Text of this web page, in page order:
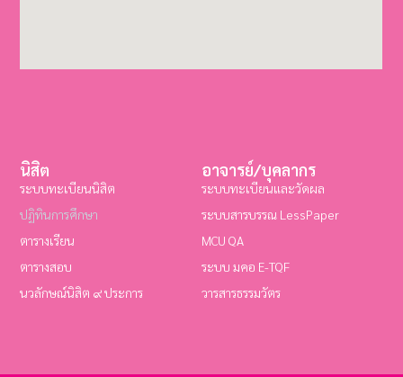
อาจารย์/บุคลากร
ระบบทะเบียนและวัดผล
ระบบสารบรรณ LessPaper
MCU QA
ระบบ มคอ E-TQF
วารสารธรรมวัตร
นิสิต
ระบบทะเบียนนิสิต
ปฏิทินการศึกษา
ตารางเรียน
ตารางสอบ
นวลักษณ์นิสิต ๙ ประการ